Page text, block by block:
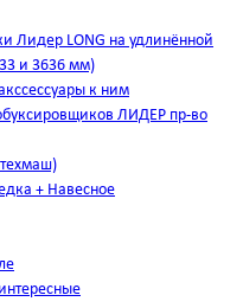
Лидер LONG на удлинённой
и 3636 мм)
к ним
ЛИДЕР пр-во
+ Навесное